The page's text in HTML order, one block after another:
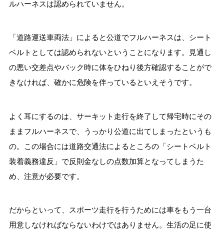
ルハーネスは認められていません。
「道路運送車両法」によると公道でフルハーネスは、シート
ベルトとしては認められないということになります。見通し
の悪い交差点やバック時に体をひねり後方確認することがで
きなければ、確かに危険を伴っているといえそうです。
よく耳にするのは、サーキット走行を終了して帰宅時にその
ままフルハーネスで、うっかり公道に出てしまったというも
の。この場合には道路交通法によるところの「シートベルト
装着義務違反」で反則金なしの点数加算となってしまうた
め、注意が必要です。
だからといって、スポーツ走行を行うためには車をもう一台
用意しなければならないわけではありません。生活の足に使